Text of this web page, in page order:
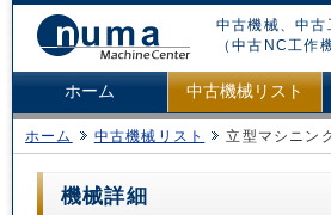
中古機械、中
（中古NC工作
ホーム 中古機械リスト
ホーム 中古機械リスト 立型マシニン
機械詳細